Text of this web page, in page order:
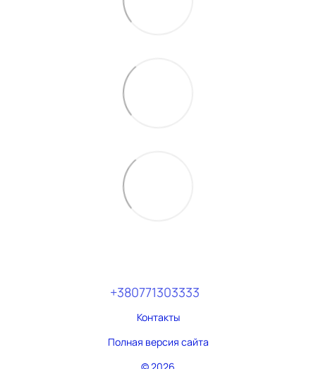
+380771303333
Контакты
Полная версия сайта